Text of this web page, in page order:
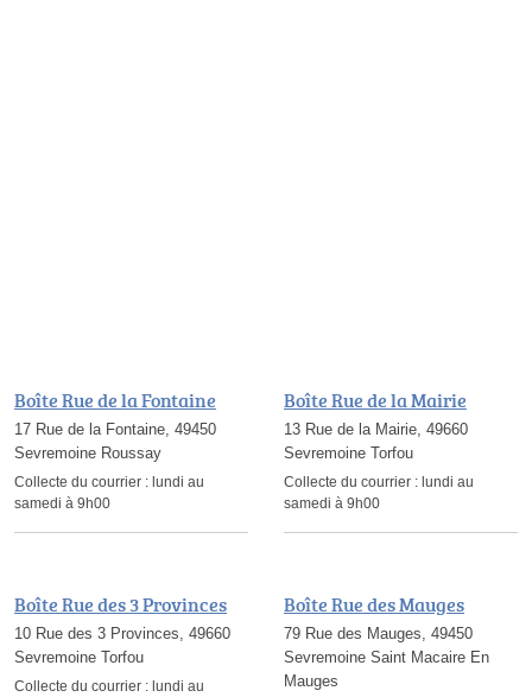
Boîte Rue de la Fontaine
17 Rue de la Fontaine, 49450
Sevremoine Roussay
Collecte du courrier : lundi au
samedi à 9h00
Boîte Rue de la Mairie
13 Rue de la Mairie, 49660
Sevremoine Torfou
Collecte du courrier : lundi au
samedi à 9h00
Boîte Rue des 3 Provinces
10 Rue des 3 Provinces, 49660
Sevremoine Torfou
Collecte du courrier : lundi au
Boîte Rue des Mauges
79 Rue des Mauges, 49450
Sevremoine Saint Macaire En
Mauges